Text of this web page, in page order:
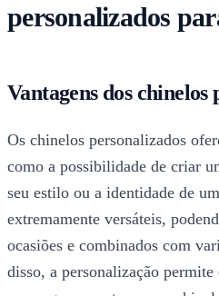
personalizados
Vantagens dos chinelos
Os chinelos personalizados
como a possibilidade de criar
seu estilo ou a identidade de
extremamente versáteis,
ocasiões e combinados com
disso, a personalização permite